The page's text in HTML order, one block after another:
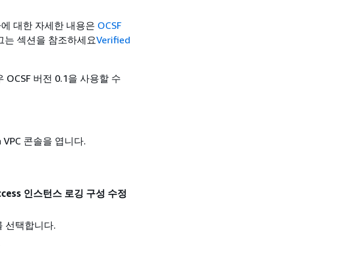
대한 자세한 내용은 OCSF
는 섹션을 참조하세요Verified
버전 0.1을 사용할 수
콘솔을 엽니다.
인스턴스 로깅 구성 수정
선택합니다.